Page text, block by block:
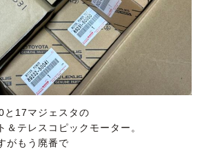
と17マジェスタの
＆テレスコピックモーター。
がもう廃番で